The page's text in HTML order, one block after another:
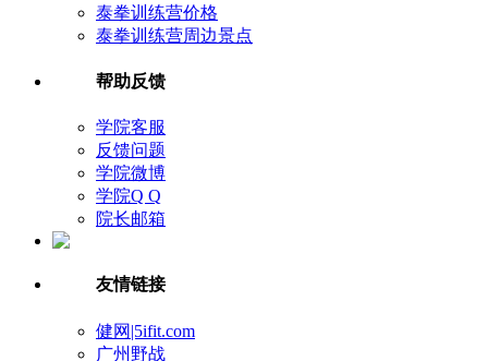
泰拳训练营价格
泰拳训练营周边景点
帮助反馈
学院客服
反馈问题
学院微博
学院Q Q
院长邮箱
友情链接
健网|5ifit.com
广州野战